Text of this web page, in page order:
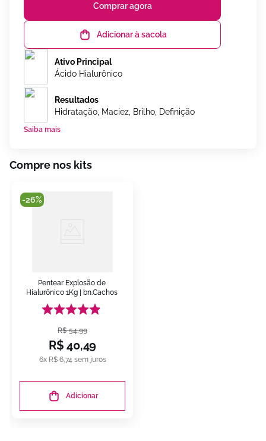
Comprar agora
Adicionar à sacola
Ativo Principal
Ácido Hialurônico
Resultados
Hidratação, Maciez, Brilho, Definição
Saiba mais
Compre nos kits
-26%
Pentear Explosão de
Hialurônico 1Kg | bn.Cachos
R$ 54,99
R$ 40,49
6x R$ 6, 74 sem juros
Adicionar